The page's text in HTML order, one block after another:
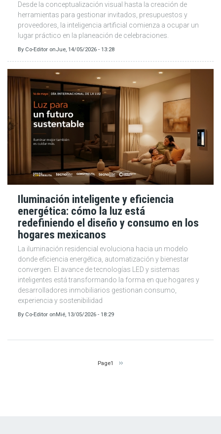
Desde la conceptualización visual hasta la creación de
herramientas para gestionar invitados, presupuestos y
proveedores, la inteligencia artificial comienza a ocupar un
lugar práctico en la planeación de celebraciones.
By Co-Editor onJue, 14/05/2026 - 13:28
Iluminación inteligente y eficiencia
energética: cómo la luz está
redefiniendo el diseño y consumo en los
hogares mexicanos
La iluminación residencial evoluciona hacia un modelo
donde eficiencia energética, automatización y bienestar
convergen. El avance de tecnologías LED y sistemas
inteligentes está transformando la forma en que hogares y
desarrolladores inmobiliarios gestionan consumo,
experiencia y sostenibilidad
By Co-Editor onMié, 13/05/2026 - 18:29
Page1
Siguiente
››